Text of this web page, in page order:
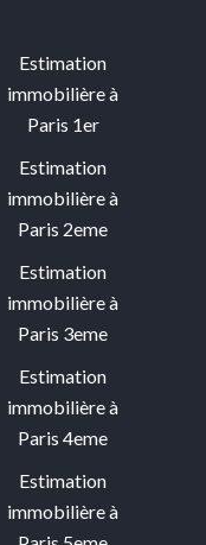
Estimation
immobilière à
Paris 1er
Estimation
immobilière à
Paris 2eme
Estimation
immobilière à
Paris 3eme
Estimation
immobilière à
Paris 4eme
Estimation
immobilière à